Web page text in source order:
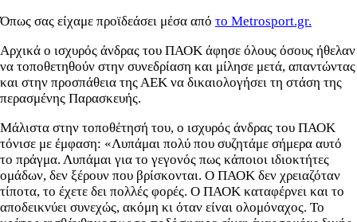
Όπως σας είχαμε προϊδεάσει μέσα από το Metrosport.gr.
Αρχικά ο ισχυρός άνδρας του ΠΑΟΚ άφησε όλους όσους ήθελαν
να τοποθετηθούν στην συνεδρίαση και μίλησε μετά, απαντώντας
και στην προσπάθεια της ΑΕΚ να δικαιολογήσει τη στάση της
περασμένης Παρασκευής.
Μάλιστα στην τοποθέτησή του, ο ισχυρός άνδρας του ΠΑΟΚ
τόνισε με έμφαση: «Λυπάμαι πολύ που συζητάμε σήμερα αυτό
το πράγμα. Λυπάμαι για το γεγονός πως κάποιοι ιδιοκτήτες
ομάδων, δεν ξέρουν που βρίσκονται. Ο ΠΑΟΚ δεν χρειαζόταν
τίποτα, το έχετε δει πολλές φορές. Ο ΠΑΟΚ καταφέρνει και το
αποδεικνύει συνεχώς, ακόμη κι όταν είναι ολομόναχος. Το